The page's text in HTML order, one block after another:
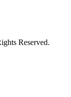
Reserved.